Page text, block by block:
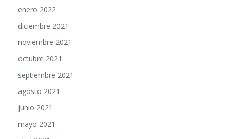
enero 2022
diciembre 2021
noviembre 2021
octubre 2021
septiembre 2021
agosto 2021
junio 2021
mayo 2021